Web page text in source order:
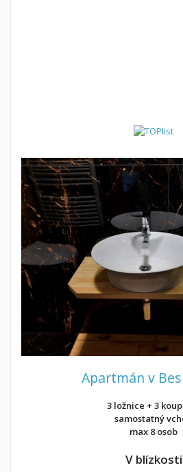
Apartmán v
3 ložnice + 3
samostatný
max 8 osob
V blízkosti